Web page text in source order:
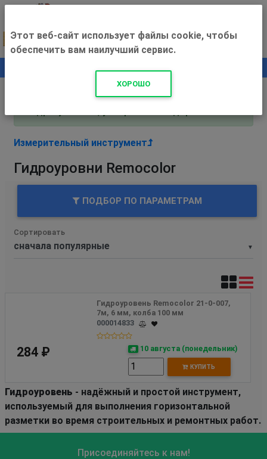
+500 ₽
Внимание! С 3 августа магазин работает по
Измерительный инструмент
Гидроуровни Remocolor
ПОДБОР ПО ПАРАМЕТРАМ
▼
Сортировать
Гидроуровень Remocolor 21-0-007,
7м, 6 мм, колба 100 мм
000014833
284 ₽ 10 августа (понедельник)
КУПИТЬ
Гидроуровень - надёжный и простой инструмент,
используемый для выполнения горизонтальной
разметки во время строительных и ремонтных работ.
Присоединяйтесь к нам!
Этот веб-сайт использует файлы cookie, чтобы
обеспечить вам наилучший сервис.
ХОРОШО